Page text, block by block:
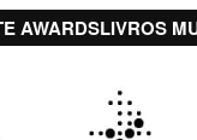
AWARDSLIVROS